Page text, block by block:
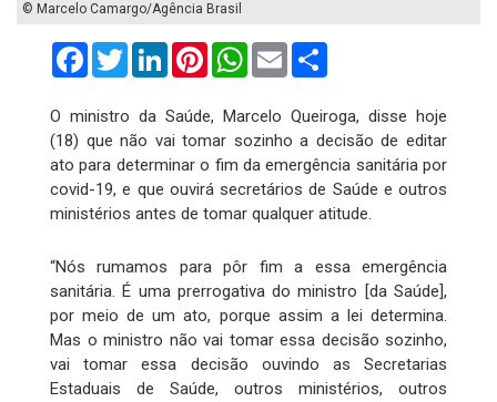
© Marcelo Camargo/Agência Brasil
FacebookTwitterLinkedInPinterestWhatsApp
Email
O ministro da Saúde, Marcelo Queiroga, disse hoje
(18) que não vai tomar sozinho a decisão de editar
ato para determinar o fim da emergência sanitária por
covid-19, e que ouvirá secretários de Saúde e outros
ministérios antes de tomar qualquer atitude.
“Nós rumamos para pôr fim a essa emergência
sanitária. É uma prerrogativa do ministro [da Saúde],
por meio de um ato, porque assim a lei determina.
Mas o ministro não vai tomar essa decisão sozinho,
vai tomar essa decisão ouvindo as Secretarias
Estaduais de Saúde, outros ministérios, outros